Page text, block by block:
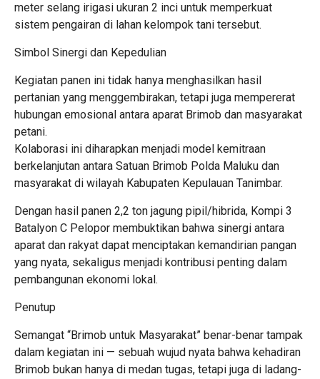
meter selang irigasi ukuran 2 inci untuk memperkuat
sistem pengairan di lahan kelompok tani tersebut.
Simbol Sinergi dan Kepedulian
Kegiatan panen ini tidak hanya menghasilkan hasil
pertanian yang menggembirakan, tetapi juga mempererat
hubungan emosional antara aparat Brimob dan masyarakat
petani.
Kolaborasi ini diharapkan menjadi model kemitraan
berkelanjutan antara Satuan Brimob Polda Maluku dan
masyarakat di wilayah Kabupaten Kepulauan Tanimbar.
Dengan hasil panen 2,2 ton jagung pipil/hibrida, Kompi 3
Batalyon C Pelopor membuktikan bahwa sinergi antara
aparat dan rakyat dapat menciptakan kemandirian pangan
yang nyata, sekaligus menjadi kontribusi penting dalam
pembangunan ekonomi lokal.
Penutup
Semangat “Brimob untuk Masyarakat” benar-benar tampak
dalam kegiatan ini — sebuah wujud nyata bahwa kehadiran
Brimob bukan hanya di medan tugas, tetapi juga di ladang-